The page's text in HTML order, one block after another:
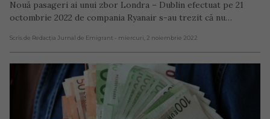
Nouă pasageri ai unui zbor Londra – Dublin efectuat pe 21
octombrie 2022 de compania Ryanair s-au trezit că nu…
Scris de Redacția Jurnal de Emigrant - miercuri, 2 noiembrie 2022